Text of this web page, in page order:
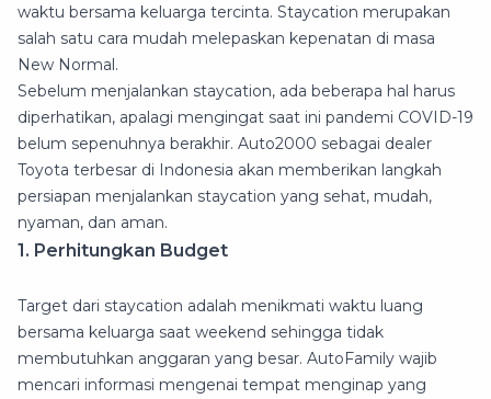
waktu bersama keluarga tercinta. Staycation merupakan
salah satu cara mudah melepaskan kepenatan di masa
New Normal.
Sebelum menjalankan staycation, ada beberapa hal harus
diperhatikan, apalagi mengingat saat ini pandemi COVID-19
belum sepenuhnya berakhir. Auto2000 sebagai dealer
Toyota terbesar di Indonesia akan memberikan langkah
persiapan menjalankan staycation yang sehat, mudah,
nyaman, dan aman.
1. Perhitungkan Budget
Target dari staycation adalah menikmati waktu luang
bersama keluarga saat weekend sehingga tidak
membutuhkan anggaran yang besar. AutoFamily wajib
mencari informasi mengenai tempat menginap yang